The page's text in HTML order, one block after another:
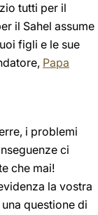
tutti per il
il Sahel assume
figli e le sue
Papa
i problemi
ci
che mai!
la vostra
questione di